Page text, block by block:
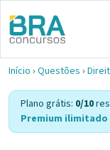
Início › Questões ›
Plano grátis: 0/10
Premium ilimitado